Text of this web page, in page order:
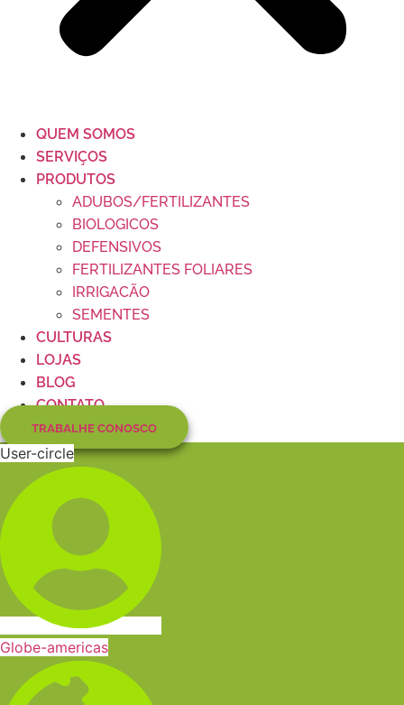
QUEM SOMOS
SERVIÇOS
PRODUTOS
ADUBOS/FERTILIZANTES
BIOLOGICOS
DEFENSIVOS
FERTILIZANTES FOLIARES
IRRIGACÃO
SEMENTES
CULTURAS
LOJAS
BLOG
CONTATO
TRABALHE CONOSCO
User-circle
Globe-americas